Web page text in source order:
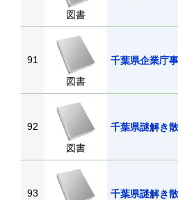
図書
91
図書
千葉県企業庁
92
図書
千葉県謎解き
93
千葉県謎解き